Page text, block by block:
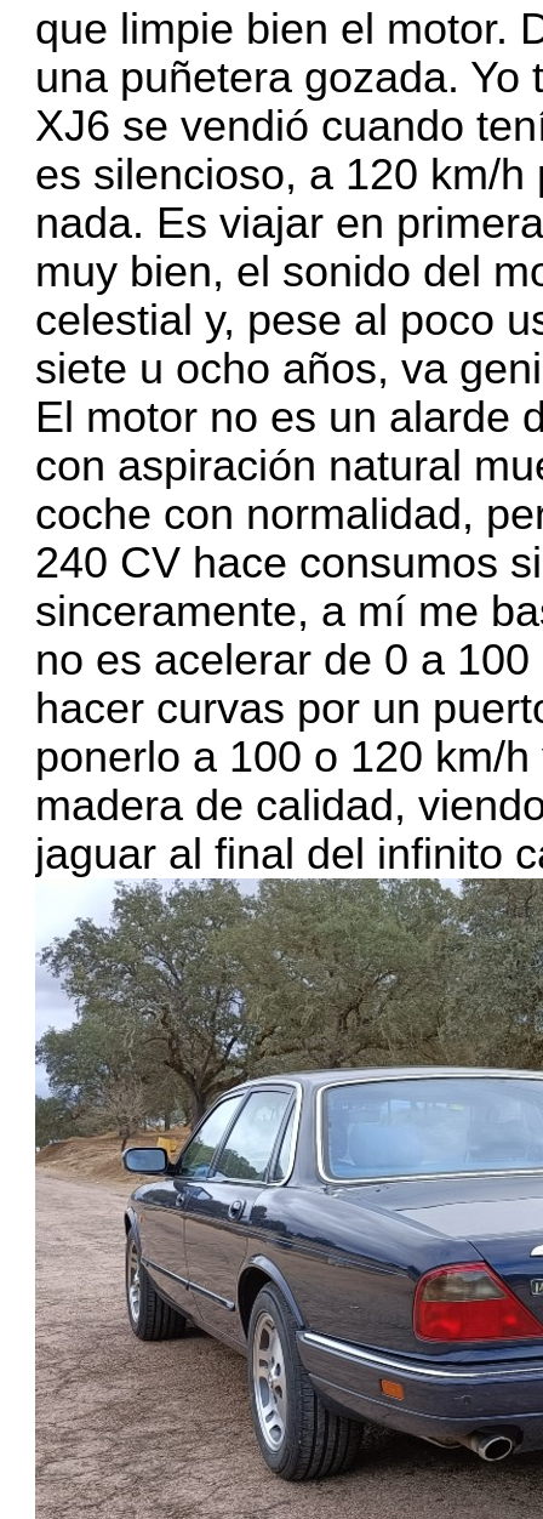
que limpie bien el motor.
una puñetera gozada.
XJ6 se vendió cuando
es silencioso, a 120 km/
nada. Es viajar en
muy bien, el sonido del
celestial y, pese al poco
siete u ocho años, va
El motor no es un alarde
con aspiración natural
coche con normalidad,
240 CV hace consumos
sinceramente, a mí me
no es acelerar de 0 a
hacer curvas por un
ponerlo a 100 o 120 km/
madera de calidad,
jaguar al final del infinito